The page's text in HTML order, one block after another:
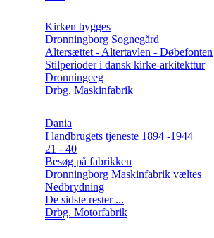
Kirken bygges
Dronningborg Sognegård
Altersættet - Altertavlen - Døbefonten
Stilperioder i dansk kirke-arkitekttur
Dronningeeg
Drbg. Maskinfabrik
Dania
I landbrugets tjeneste 1894 -1944
21 - 40
Besøg på fabrikken
Dronningborg Maskinfabrik væltes
Nedbrydning
De sidste rester ...
Drbg. Motorfabrik